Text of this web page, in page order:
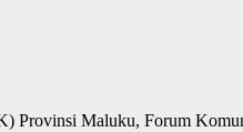
Provinsi Maluku, Forum